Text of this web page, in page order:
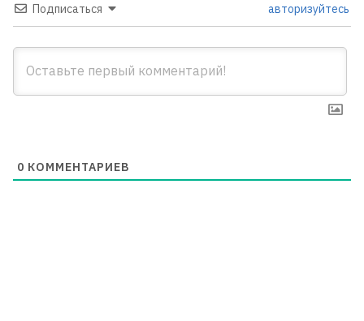
Подписаться авторизуйтесь
0 КОММЕНТАРИЕВ